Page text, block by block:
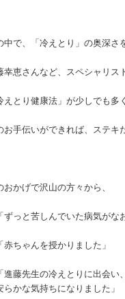
中で、「冷えとり」の奥深さ
幸恵さんなど、スペシャリス
えとり健康法」が少しでも多
お手伝いができれば、ステキ
おかげで沢山の方々から、
っと苦しんでいた病気がな
ちゃんを授かりました」
藤先生の冷えとりに出会い
かな気持ちになりました」